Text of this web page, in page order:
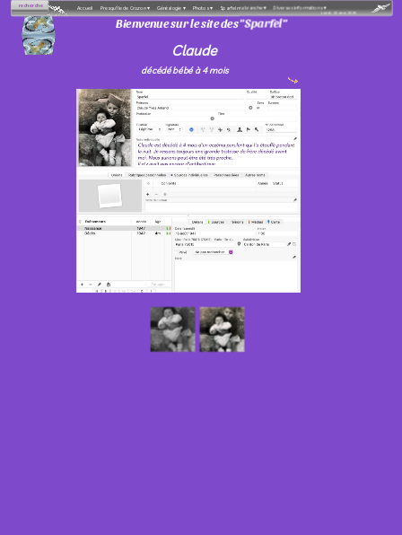
Accueil Presqu'île de Crozon ▾ Généalogie ▾ Photos ▾ Sparfel ma branche ▾ Diverses informations ▾
Lundi, 10 aout 2026
Bienvenue sur le site des "Sparfel"
recherche
Claude
décédébébé à 4 mois